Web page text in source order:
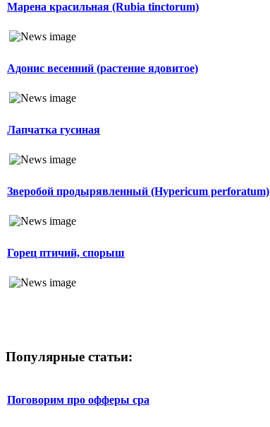
Марена красильная (Rubia tinctorum)
Адонис весенний (растение ядовитое)
Лапчатка гусиная
Зверобой продырявленный (Hypericum perforatum)
Горец птичий, спорыш
Популярные статьи:
Поговорим про офферы cpa